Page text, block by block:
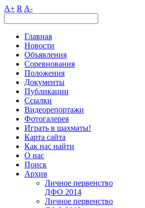
A+ R A-
Главная
Новости
Объявления
Соревнования
Положения
Документы
Публикации
Ссылки
Видеорепортажи
Фотогалерея
Играть в шахматы!
Карта сайта
Как нас найти
О нас
Поиск
Архив
Личное первенство
ДФО 2014
Личное первенство